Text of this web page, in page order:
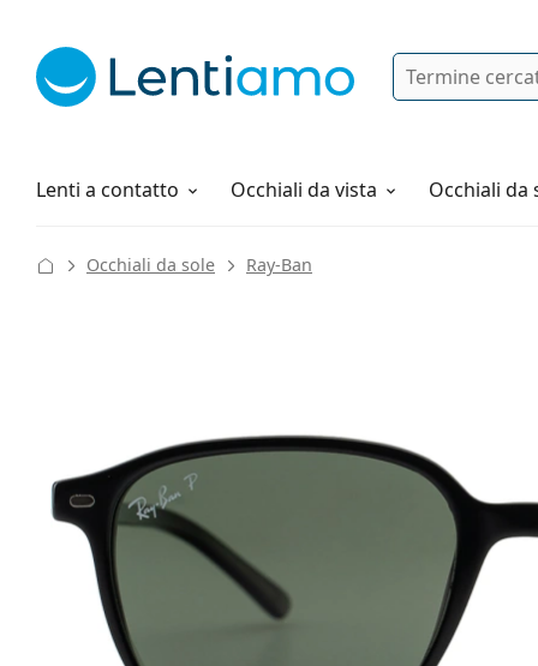
Ricerca
Lenti a contatto
Soluzioni Occhiali da vista Occhiali da
Tutto sugli acquisti
Occhiali da sole Ray-Ban
Larghezza montatura
Diametro
lente